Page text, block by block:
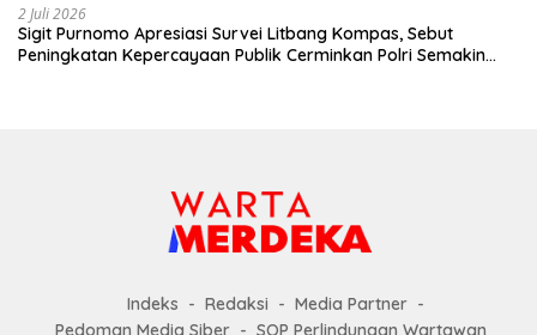
2 Juli 2026
Sigit Purnomo Apresiasi Survei Litbang Kompas, Sebut
Peningkatan Kepercayaan Publik Cerminkan Polri Semakin
Indeks Redaksi
Media Partner
Pedoman Media Siber
SOP Perlindungan Wartawan